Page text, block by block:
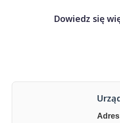
Dowiedz się